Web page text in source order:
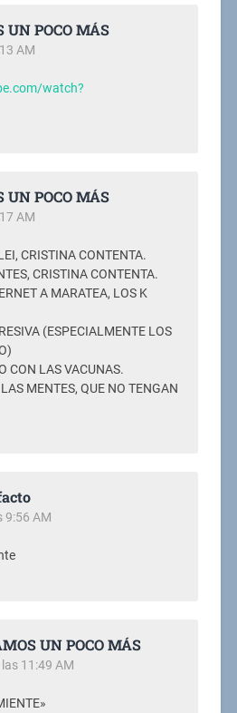
UN POCO MÁS
AM
watch?
UN POCO MÁS
AM
CRISTINA CONTENTA.
CRISTINA CONTENTA.
A MARATEA, LOS K
(ESPECIALMENTE LOS
CON LAS VACUNAS.
MENTES, QUE NO TENGAN
9:56 AM
UN POCO MÁS
11:49 AM